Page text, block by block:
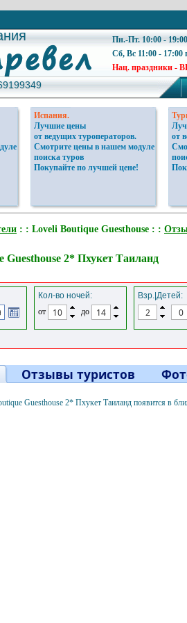
Пн.-Пт. 10:00 - 19:00
Сб, Вс 11:00 - 17:00
Нац. праздники
Испания.
Лучшие цены
от ведущих туроператоров.
Смотрите цены в нашем модуле
поиска туров
Покупайте по лучшей цене!
от
: : Loveli Boutique Guesthouse : :
Guesthouse 2* Пхукет Таиланд
Кол-во ночей:
от
до
Взр.|Детей:
Отзывы туристов
Guesthouse 2* Пхукет Таиланд появится в